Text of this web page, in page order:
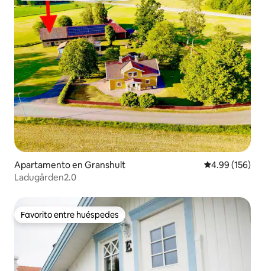
Apartamento en Granshult Calificación
4.99 (156)
Ladugården2.0
Favorito entre huéspedes
Favorito entre huéspedes